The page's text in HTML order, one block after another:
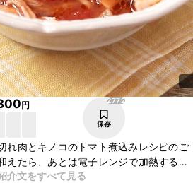
円 2772
保存
れ肉とキノコのトマト煮込みレシピのご
えたら、あとは電子レンジで加熱するだ
、あともう一品という時にもオススメで
介文をすべて見る